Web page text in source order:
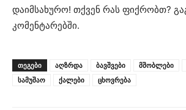
დაიმსახურო! თქვენ რას ფიქრობთ?
კომენტარებში.
ᲗᲔᲒᲔᲑᲘ აღზრდა ბავშვები მშობლები
სამუშაო
ქალები ცხოვრება